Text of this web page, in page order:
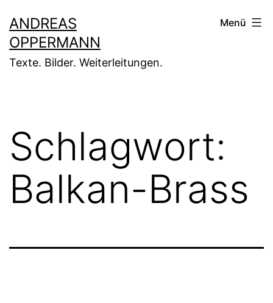
Inhalt
springen
ANDREAS
OPPERMANN
Texte. Bilder. Weiterleitungen.
Menü
Schlagwort:
Balkan-Brass